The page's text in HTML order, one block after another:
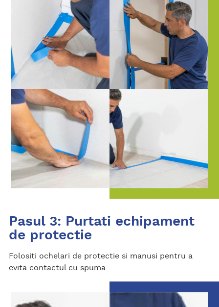
Pasul 3: Purtati echipament
de protectie
Folositi ochelari de protectie si manusi pentru a
evita contactul cu spuma.